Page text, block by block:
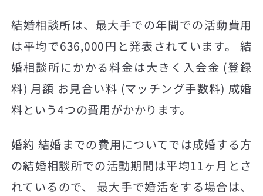
結婚相談所は、最大手での年間での活動費用
は平均で636,000円と発表されています。 結
婚相談所にかかる料金は大きく入会金 (登録
料) 月額 お見合い料 (マッチング手数料) 成婚
料という4つの費用がかかります。
婚約 結婚までの費用についてでは成婚する方
の結婚相談所での活動期間は平均11ヶ月とさ
れているので、 最大手で婚活をする場合は、